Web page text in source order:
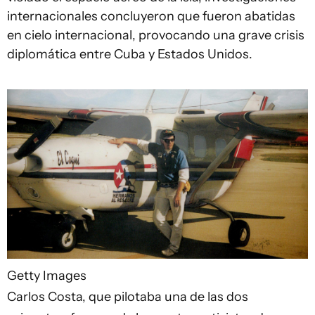
internacionales concluyeron que fueron abatidas
en cielo internacional, provocando una grave crisis
diplomática entre Cuba y Estados Unidos.
Getty Images
Carlos Costa, que pilotaba una de las dos